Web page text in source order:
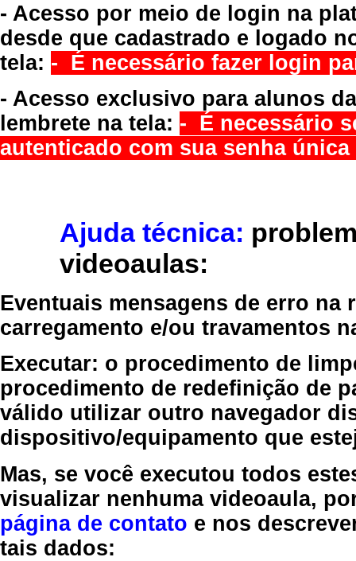
- Acesso por meio de login na
desde que cadastrado e logado
tela: - É necessário fazer login
- Acesso exclusivo para alunos
lembrete na tela: - É necessário
autenticado com sua senha
Ajuda técnica:
videoaulas:
Eventuais mensagens de erro
carregamento e/ou travamentos
Executar: o procedimento de
procedimento de redefinição de
válido utilizar outro navegador
dispositivo/equipamento que
Mas, se você executou todos
visualizar nenhuma videoaula,
página de contato e nos
tais dados: